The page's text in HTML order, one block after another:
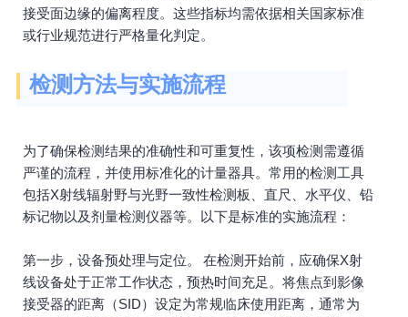
接受面边缘的偏离程度。这些指标均需依据相关国家标准
或行业规范进行严格量化判定。
检测方法与实施流程
为了确保检测结果的准确性和可重复性，该项检测需遵循
严谨的流程，并使用标准化的计量器具。常用的检测工具
包括X射线辐射野与光野一致性检测板、直尺、水平仪、铅
标记物以及剂量检测仪器等。以下是标准的实施流程：
第一步，设备预处理与定位。 在检测开始前，应确保X射
线设备处于正常工作状态，预热时间充足。将焦点到影像
接受器的距离（SID）设定为常规临床使用距离，通常为